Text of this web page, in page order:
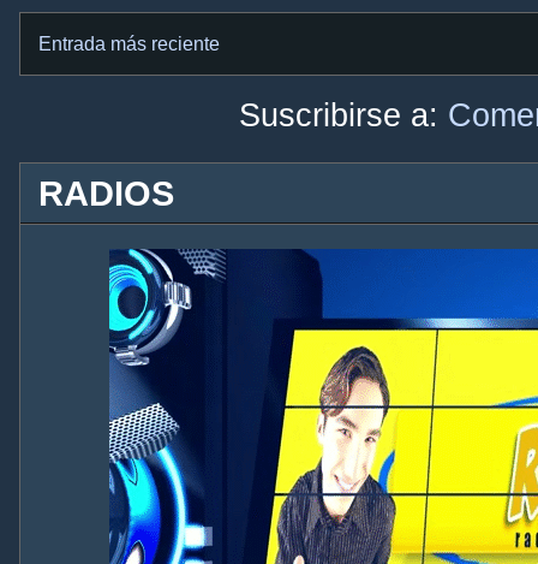
Entrada más reciente
Suscribirse a:
RADIOS